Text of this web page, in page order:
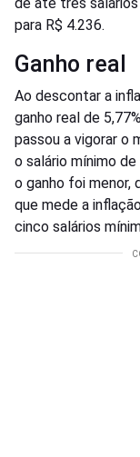
para R$ 4.236.
Ganho real
Ao descontar a
ganho real de
passou a vigorar o
o salário mínimo
o ganho foi menor,
que mede a
cinco salários